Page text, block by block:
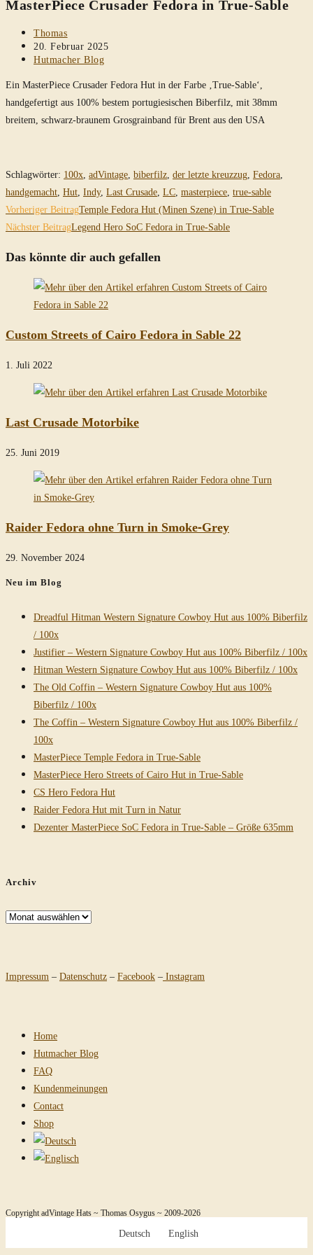
durchsuchen
MasterPiece Crusader Fedora in True-Sable
Beitrags-
Autor:
Thomas
Beitrag
veröffentlicht:
20. Februar 2025
Beitrags-
Hutmacher Blog
Ein MasterPiece Crusader Fedora Hut in der Farbe ‚True-Sable‘,
handgefertigt aus 100% bestem portugiesischen Biberfilz, mit 38mm
breitem, schwarz-braunem Grosgrainband für Brent aus den USA
Schlagwörter: 100x, adVintage, biberfilz, der letzte kreuzzug, Fedora,
handgemacht, Hut, Indy, Last Crusade, LC, masterpiece, true-sable
Weitere
Artikel
ansehen
Vorheriger BeitragTemple Fedora Hut (Minen Szene) in True-Sable
Nächster BeitragLegend Hero SoC Fedora in True-Sable
Das könnte dir auch gefallen
Custom Streets of Cairo Fedora in Sable 22
1. Juli 2022
Last Crusade Motorbike
25. Juni 2019
Raider Fedora ohne Turn in Smoke-Grey
29. November 2024
Neu im Blog
Dreadful Hitman Western Signature Cowboy Hut aus 100% Biberfilz
/ 100x
Justifier – Western Signature Cowboy Hut aus 100% Biberfilz / 100x
Hitman Western Signature Cowboy Hut aus 100% Biberfilz / 100x
The Old Coffin – Western Signature Cowboy Hut aus 100%
Biberfilz / 100x
The Coffin – Western Signature Cowboy Hut aus 100% Biberfilz /
100x
MasterPiece Temple Fedora in True-Sable
MasterPiece Hero Streets of Cairo Hut in True-Sable
CS Hero Fedora Hut
Raider Fedora Hut mit Turn in Natur
Dezenter MasterPiece SoC Fedora in True-Sable – Größe 635mm
Archiv
Archiv
Impressum – Datenschutz – Facebook – Instagram
Home
Hutmacher Blog
FAQ
Kundenmeinungen
Contact
Shop
Copyright adVintage Hats ~ Thomas Osygus ~ 2009-2026
Deutsch English